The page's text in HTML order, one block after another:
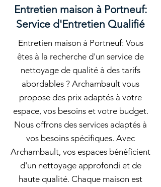
Entretien maison à Portneuf:
Service d'Entretien Qualifié
Entretien maison à Portneuf: Vous
êtes à la recherche d'un service de
nettoyage de qualité à des tarifs
abordables ? Archambault vous
propose des prix adaptés à votre
espace, vos besoins et votre budget.
Nous offrons des services adaptés à
vos besoins spécifiques. Avec
Archambault, vos espaces bénéficient
d'un nettoyage approfondi et de
haute qualité. Chaque maison est